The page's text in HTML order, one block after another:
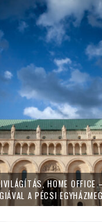
HOME OFFICE
A PÉCSI